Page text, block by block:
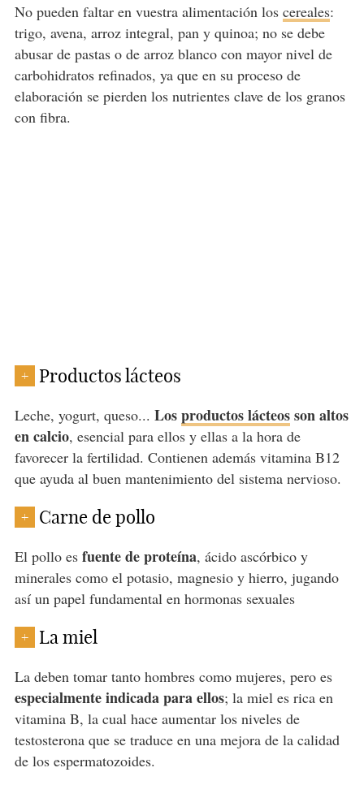
No pueden faltar en vuestra alimentación los cereales:
trigo, avena, arroz integral, pan y quinoa; no se debe
abusar de pastas o de arroz blanco con mayor nivel de
carbohidratos refinados, ya que en su proceso de
elaboración se pierden los nutrientes clave de los granos
con fibra.
+ Productos lácteos
Leche, yogurt, queso... Losproductos lácteosson altos
en calcio, esencial para ellos y ellas a la hora de
favorecer la fertilidad. Contienen además vitamina B12
que ayuda al buen mantenimiento del sistema nervioso.
+ Carne de pollo
El pollo es fuente de proteína, ácido ascórbico y
minerales como el potasio, magnesio y hierro, jugando
así un papel fundamental en hormonas sexuales
+ La miel
La deben tomar tanto hombres como mujeres, pero es
especialmente indicada para ellos; la miel es rica en
vitamina B, la cual hace aumentar los niveles de
testosterona que se traduce en una mejora de la calidad
de los espermatozoides.